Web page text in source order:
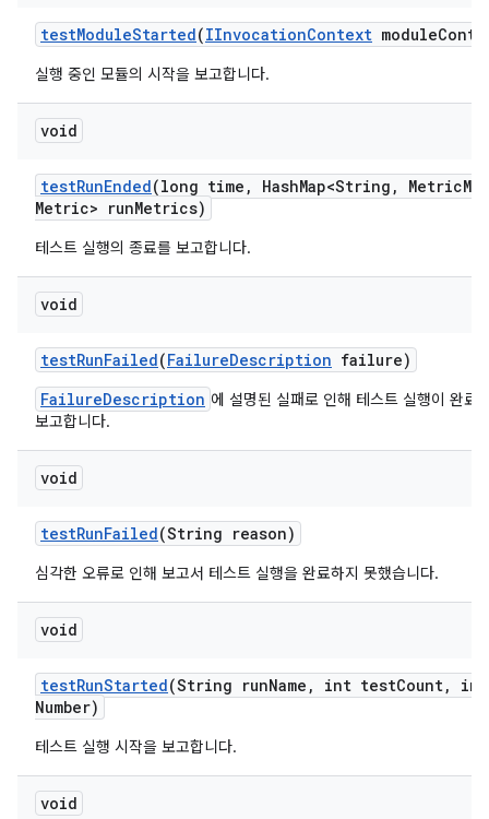
testModuleStarted(IInvocationContext module
실행 중인 모듈의 시작을 보고합니다.
void
testRunEnded(long time , HashMap<String , Metric
Metric> runMetrics)
테스트 실행의 종료를 보고합니다.
void
testRunFailed(FailureDescription failure)
FailureDescription 에 설명된 실패로 인해 테스트 실행이 완료
보고합니다.
void
testRunFailed(String reason)
심각한 오류로 인해 보고서 테스트 실행을 완료하지 못했습니다.
void
testRunStarted(String runName , int testCount,
int
Number)
테스트 실행 시작을 보고합니다.
void